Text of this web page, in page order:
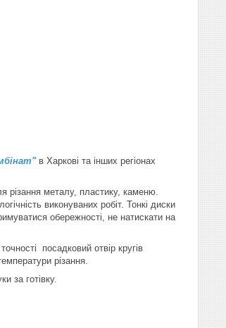
в Харкові та інших регіонах
різання металу, пластику, каменю.
виконуваних робіт. Тонкі диски
обережності, не натискати на
посадковий отвір кругів
різання.
за готівку.